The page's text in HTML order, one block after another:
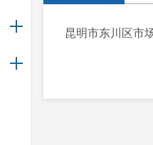
昆明市东川区市